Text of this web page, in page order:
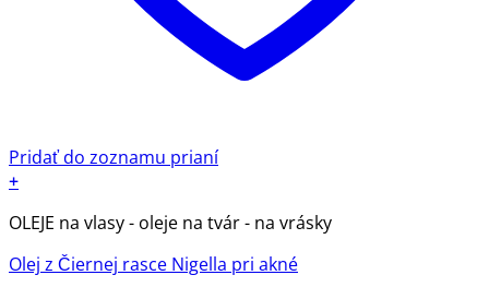
Pridať do zoznamu prianí
+
OLEJE na vlasy - oleje na tvár - na vrásky
Olej z Čiernej rasce Nigella pri akné